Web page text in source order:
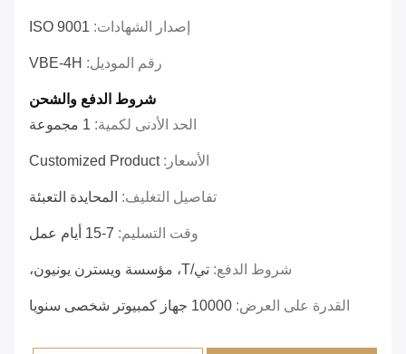
إصدار الشهادات: ISO 9001
رقم الموديل: VBE-4H
شروط الدفع والشحن
الحد الأدنى لكمية: 1 مجموعة
الأسعار:Customized Product
تفاصيل التغليف: المحايدة التعبئة
وقت التسليم: 7-15 أيام عمل
شروط الدفع: تي/T، مؤسسة ويسترن يونيون،
القدرة على العرض: 10000 جهاز كمبيوتر شخصى سنويا